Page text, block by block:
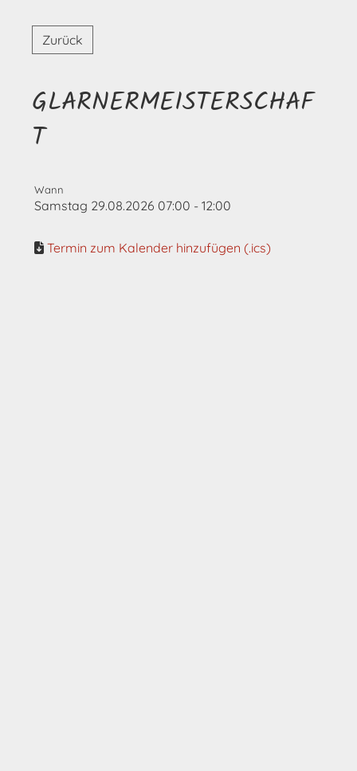
Zurück
GLARNERMEISTERSCHAF
T
Wann
Samstag 29.08.2026 07:00 - 12:00
Termin zum Kalender hinzufügen (.ics)